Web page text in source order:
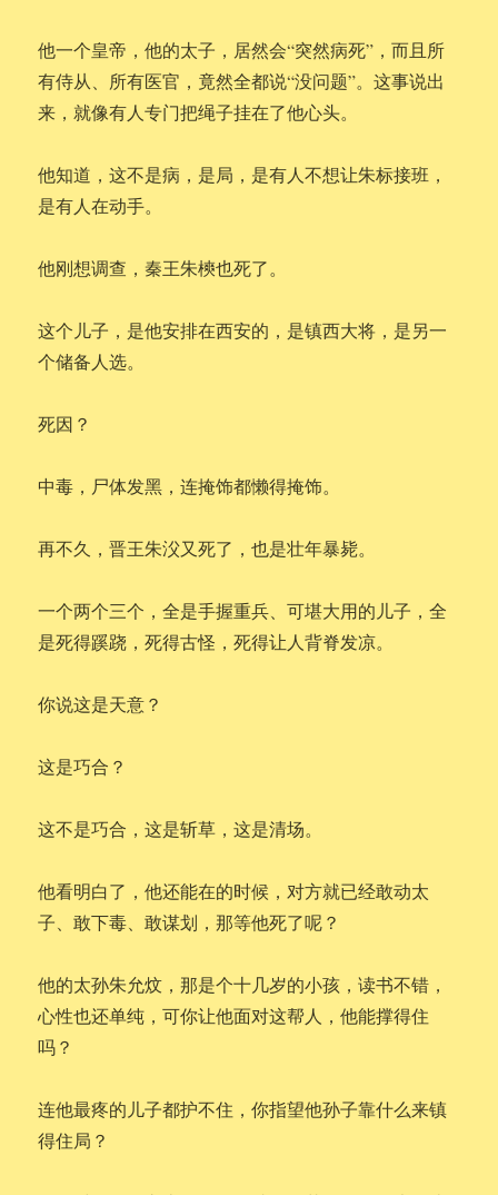
他一个皇帝，他的太子，居然会“突然病死”，而且所
有侍从、所有医官，竟然全都说“没问题”。这事说出
来，就像有人专门把绳子挂在了他心头。
他知道，这不是病，是局，是有人不想让朱标接班，
是有人在动手。
他刚想调查，秦王朱樉也死了。
这个儿子，是他安排在西安的，是镇西大将，是另一
个储备人选。
死因？
中毒，尸体发黑，连掩饰都懒得掩饰。
再不久，晋王朱㳇又死了，也是壮年暴毙。
一个两个三个，全是手握重兵、可堪大用的儿子，全
是死得蹊跷，死得古怪，死得让人背脊发凉。
你说这是天意？
这是巧合？
这不是巧合，这是斩草，这是清场。
他看明白了，他还能在的时候，对方就已经敢动太
子、敢下毒、敢谋划，那等他死了呢？
他的太孙朱允炆，那是个十几岁的小孩，读书不错，
心性也还单纯，可你让他面对这帮人，他能撑得住
吗？
连他最疼的儿子都护不住，你指望他孙子靠什么来镇
得住局？